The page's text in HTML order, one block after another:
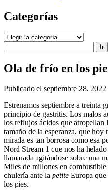
Categorías
Categorías
Ola de frío en los
Publicado el septiembre 28,
Estrenamos septiembre a treinta
principio de gastritis. Los malos
los reflujos ácidos que atropellan
tamaño de la esperanza, que
mirada es tan borrosa como esa
Nord Stream 1 que nos ha
llamarada agitándose sobre una
Miles de millones en
chulería ante la petite Europa
los pies.